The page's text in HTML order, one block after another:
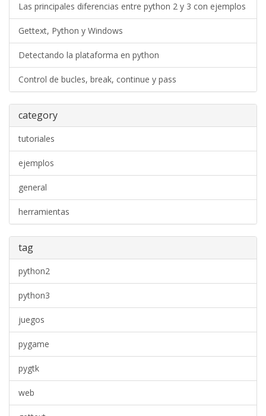
Las principales diferencias entre python 2 y 3 con ejemplos
Gettext, Python y Windows
Detectando la plataforma en python
Control de bucles, break, continue y pass
category
tutoriales
ejemplos
general
herramientas
tag
python2
python3
juegos
pygame
pygtk
web